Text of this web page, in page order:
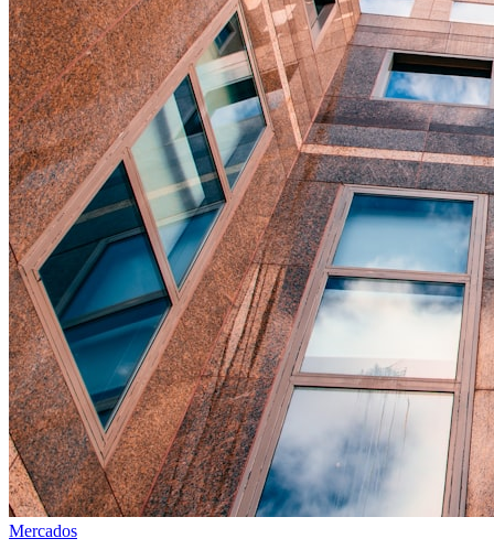
Mercados